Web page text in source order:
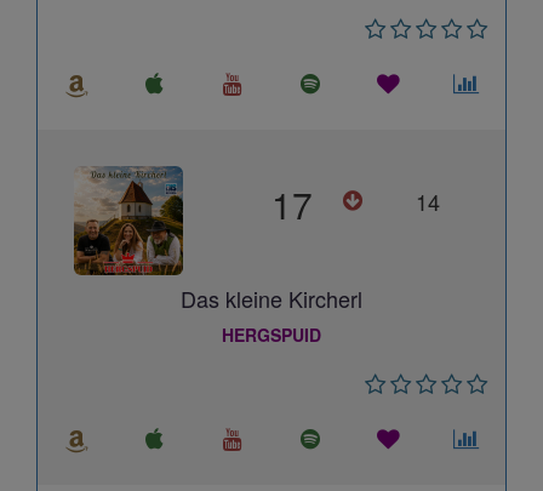
17 14
Das kleine Kircherl
HERGSPUID